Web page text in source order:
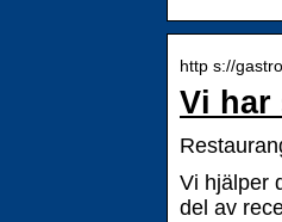
http s://
Vi har
Vi hjälper
del av